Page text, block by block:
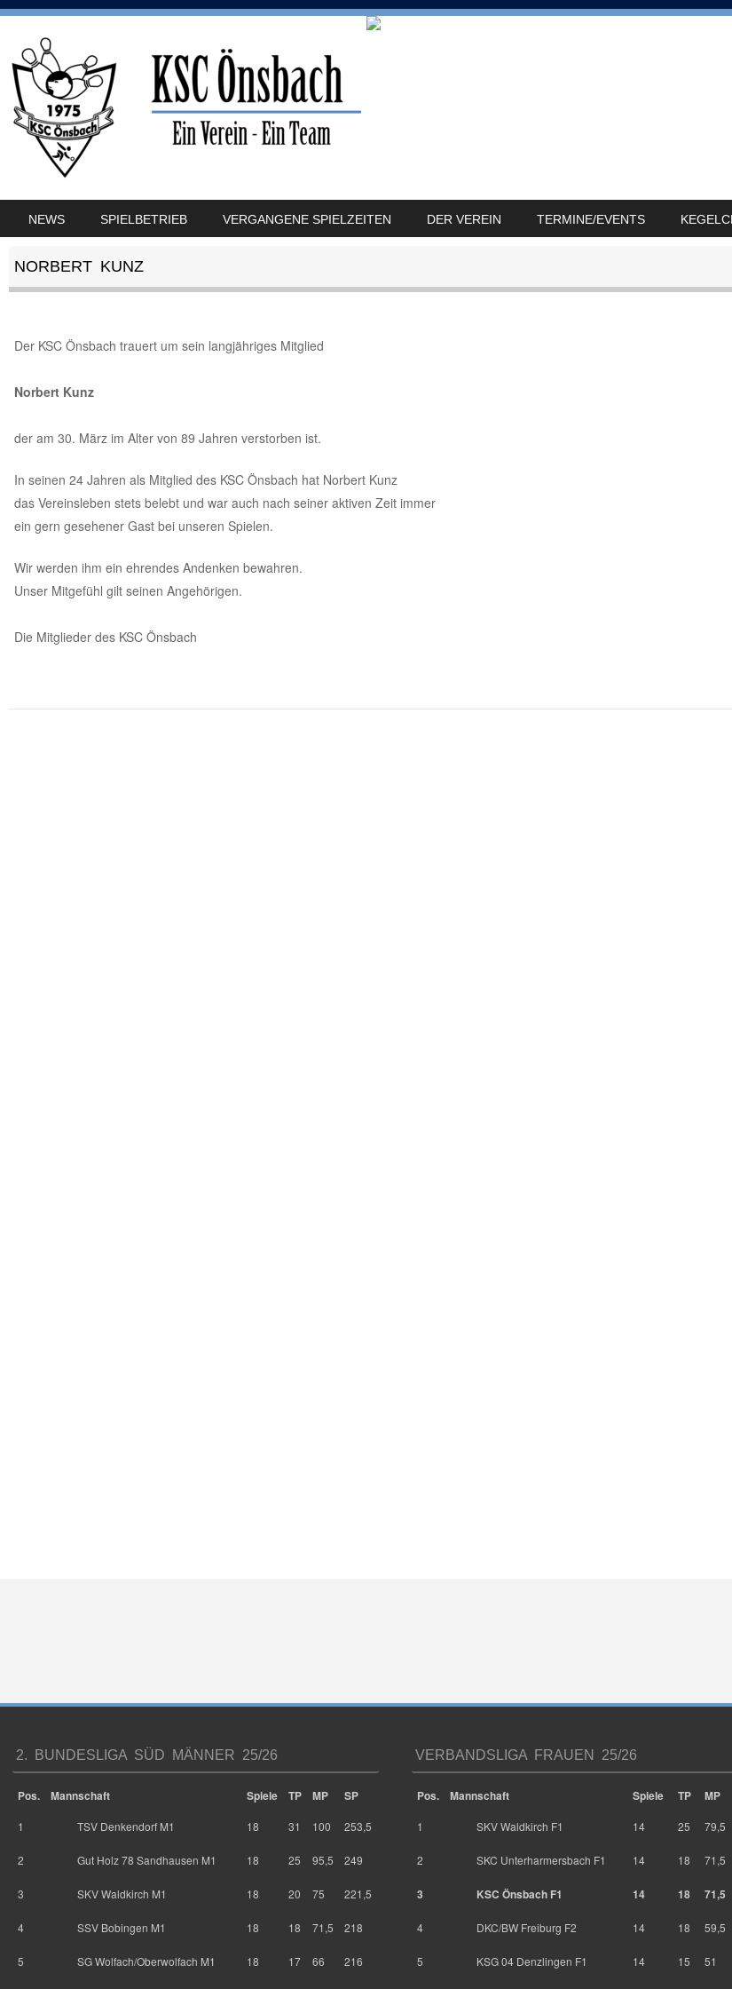
MENU
NEWS SPIELBETRIEB VERGANGENE SPIELZEITEN DER VEREIN TERMINE/EVENTS
NORBERT KUNZ
Der KSC Önsbach trauert um sein langjähriges Mitglied
Norbert Kunz
der am 30. März im Alter von 89 Jahren verstorben ist.
In seinen 24 Jahren als Mitglied des KSC Önsbach hat Norbert Kunz
das Vereinsleben stets belebt und war auch nach seiner aktiven Zeit immer
ein gern gesehener Gast bei unseren Spielen.
Wir werden ihm ein ehrendes Andenken bewahren.
Unser Mitgefühl gilt seinen Angehörigen.
Die Mitglieder des KSC Önsbach
2. BUNDESLIGA SÜD MÄNNER 25/26
Pos. Mannschaft Spiele TP MP SP
1 TSV Denkendorf M1 18 31 100 253,5
2 Gut Holz 78 Sandhausen M1 18 25 95,5 249
3 SKV Waldkirch M1 18 20 75 221,5
4 SSV Bobingen M1 18 18 71,5 218
5 SG Wolfach/Oberwolfach M1 18 17 66 216
VERBANDSLIGA FRAUEN 25/26
Pos. Mannschaft Spiele TP MP
1 SKV Waldkirch F1 14 25 79,5
2 SKC Unterharmersbach F1 14 18 71,5
3 KSC Önsbach F1 14 18 71,5
4 DKC/BW Freiburg F2 14 18 59,5
5 KSG 04 Denzlingen F1 14 15 51